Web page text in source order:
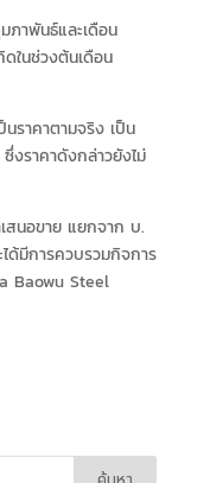
ภาพันธ์และเดือน
ดในช่วงต้นเดือน
นราคาตามจริง เป็น
งราคาดังกล่าวยังไม่
สนอขาย แยกจาก บ.
ด้มีการควบรวมกิจการ
Baowu Steel